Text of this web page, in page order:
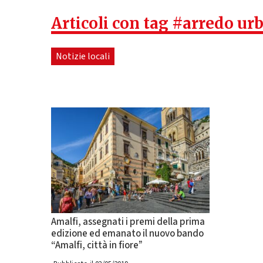
Articoli con tag #arredo
Notizie locali
Amalfi, assegnati i premi della prima
edizione ed emanato il nuovo bando
“Amalfi, città in fiore”